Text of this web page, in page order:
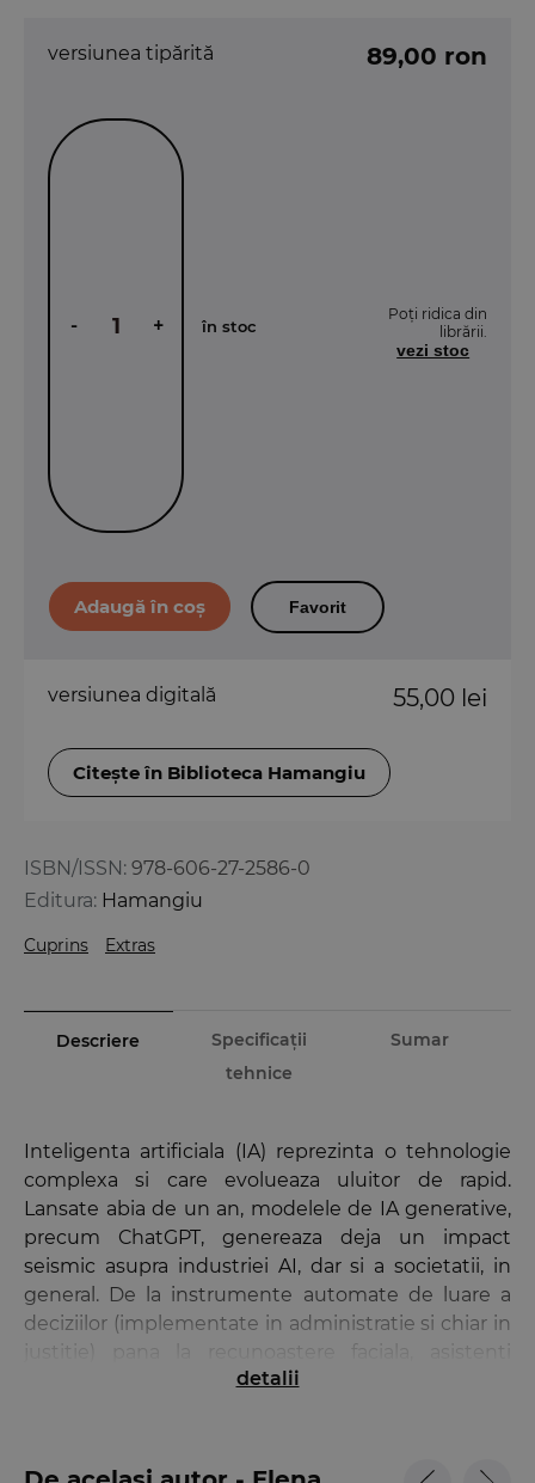
ISBN/ISSN: 978-606-27-2586-0
Editura: Hamangiu
Cuprins Extras
versiunea tipărită 89,00 ron
- + în stoc
Poți ridica din
librării.
vezi stoc
Favorit
versiunea digitală 55,00 lei
Citește în Biblioteca Hamangiu
Descriere
Specificații
tehnice
Sumar
Inteligenta artificiala (IA) reprezinta o tehnologie
complexa si care evolueaza uluitor de rapid.
Lansate abia de un an, modelele de IA generative,
precum ChatGPT, genereaza deja un impact
seismic asupra industriei AI, dar si a societatii, in
general. De la instrumente automate de luare a
deciziilor (implementate in administratie si chiar in
justitie) pana la recunoastere faciala, asistenti
personali, software de recrutare de personal sau
implementarea tehnologiilor IA.
detalii